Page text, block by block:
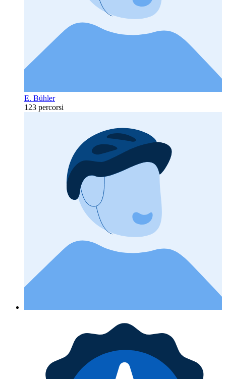
E. Bühler
123 percorsi